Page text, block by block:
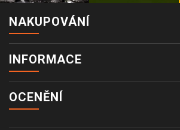
NAKUPOVÁNÍ
INFORMACE
OCENĚNÍ